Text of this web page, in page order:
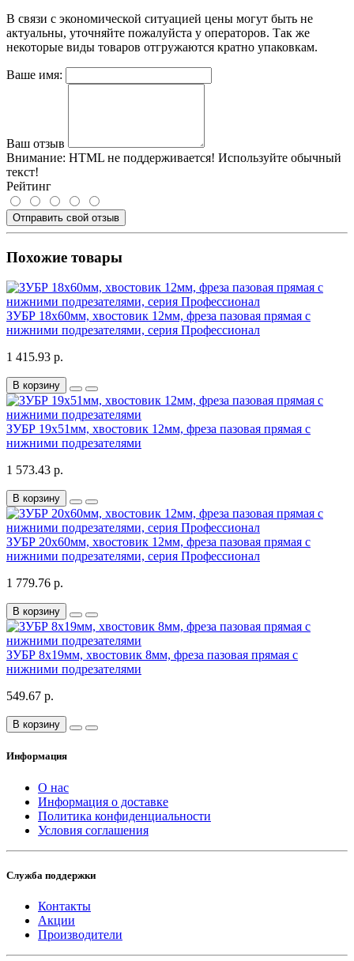
В связи с экономической ситуацией цены могут быть не
актуальны, уточняйте пожалуйста у операторов. Так же
некоторые виды товаров отгружаются кратно упаковкам.
Ваше имя:
Ваш отзыв
Внимание: HTML не поддерживается! Используйте обычный
текст!
Рейтинг
Отправить свой отзыв
Похожие товары
ЗУБР 18x60мм, хвостовик 12мм, фреза пазовая прямая с
нижними подрезателями, серия Профессионал
1 415.93 р.
В корзину
ЗУБР 19x51мм, хвостовик 12мм, фреза пазовая прямая с
нижними подрезателями
1 573.43 р.
В корзину
ЗУБР 20x60мм, хвостовик 12мм, фреза пазовая прямая с
нижними подрезателями, серия Профессионал
1 779.76 р.
В корзину
ЗУБР 8x19мм, хвостовик 8мм, фреза пазовая прямая с
нижними подрезателями
549.67 р.
В корзину
Информация
О нас
Информация о доставке
Политика конфиденциальности
Условия соглашения
Служба поддержки
Контакты
Акции
Производители